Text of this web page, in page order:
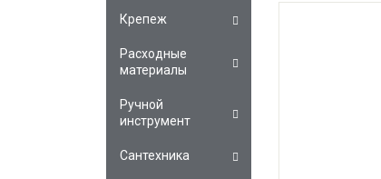
Крепеж
Расходные
материалы
Ручной
инструмент
Сантехника